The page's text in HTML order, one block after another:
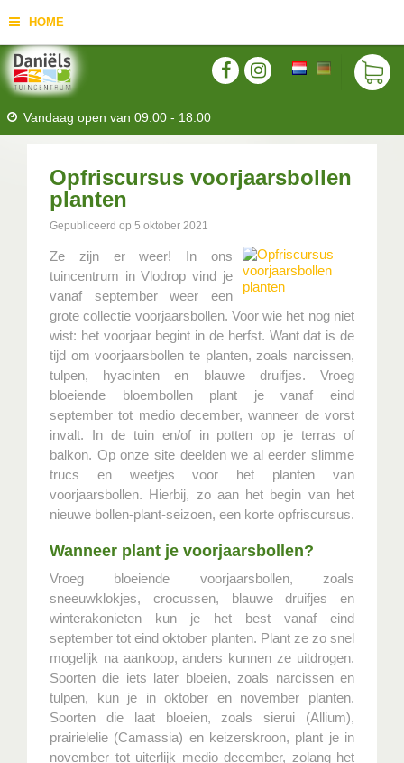
HOME
Vandaag open van 09:00 - 18:00
Opfriscursus voorjaarsbollen
planten
Gepubliceerd op 5 oktober 2021
Ze zijn er weer! In ons
tuincentrum in Vlodrop vind je
vanaf september weer een
grote collectie voorjaarsbollen. Voor wie het nog niet
wist: het voorjaar begint in de herfst. Want dat is de
tijd om voorjaarsbollen te planten, zoals narcissen,
tulpen, hyacinten en blauwe druifjes. Vroeg
bloeiende bloembollen plant je vanaf eind
september tot medio december, wanneer de vorst
invalt. In de tuin en/of in potten op je terras of
balkon. Op onze site deelden we al eerder slimme
trucs en weetjes voor het planten van
voorjaarsbollen. Hierbij, zo aan het begin van het
nieuwe bollen-plant-seizoen, een korte opfriscursus.
Wanneer plant je voorjaarsbollen?
Vroeg bloeiende voorjaarsbollen, zoals
sneeuwklokjes, crocussen, blauwe druifjes en
winterakonieten kun je het best vanaf eind
september tot eind oktober planten. Plant ze zo snel
mogelijk na aankoop, anders kunnen ze uitdrogen.
Soorten die iets later bloeien, zoals narcissen en
tulpen, kun je in oktober en november planten.
Soorten die laat bloeien, zoals sierui (Allium),
prairielelie (Camassia) en keizerskroon, plant je in
november tot uiterlijk medio december, zolang het